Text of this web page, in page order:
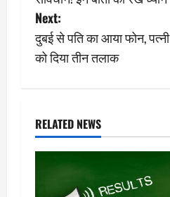
s
t
v
Next:
दुबई से पति का आया फोन, पत्नी
को दिया तीन तलाक
RELATED NEWS